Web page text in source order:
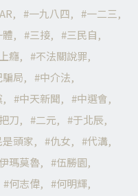
一九八四
一二三
體 三接
三民自
上癮
不法關說罪
騙局
中介法
中天新聞
中選會
刀 二元
于北辰
是頭家 仇女
代溝
伊瑪莫魯
伍勝園
何志偉
何明輝